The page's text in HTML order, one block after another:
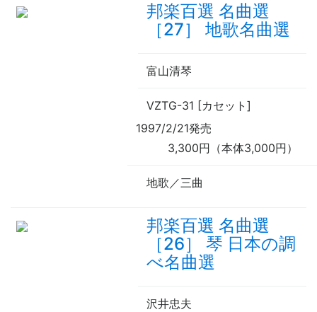
邦楽百選 名曲選
［27］ 地歌名曲選
富山清琴
VZTG-31 [カセット]
1997/2/21発売
3,300円（本体3,000円）
地歌／三曲
邦楽百選 名曲選
［26］ 琴 日本の調
べ名曲選
沢井忠夫